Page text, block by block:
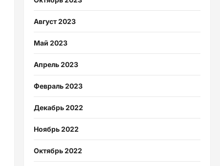
Август 2023
Май 2023
Апрель 2023
Февраль 2023
Декабрь 2022
Ноябрь 2022
Октябрь 2022